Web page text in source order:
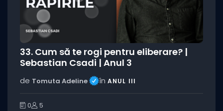
33. Cum să te rogi pentru eliberare? |
Sebastian Csadi | Anul 3
de Tomuta Adeline în ANUL III
0 5